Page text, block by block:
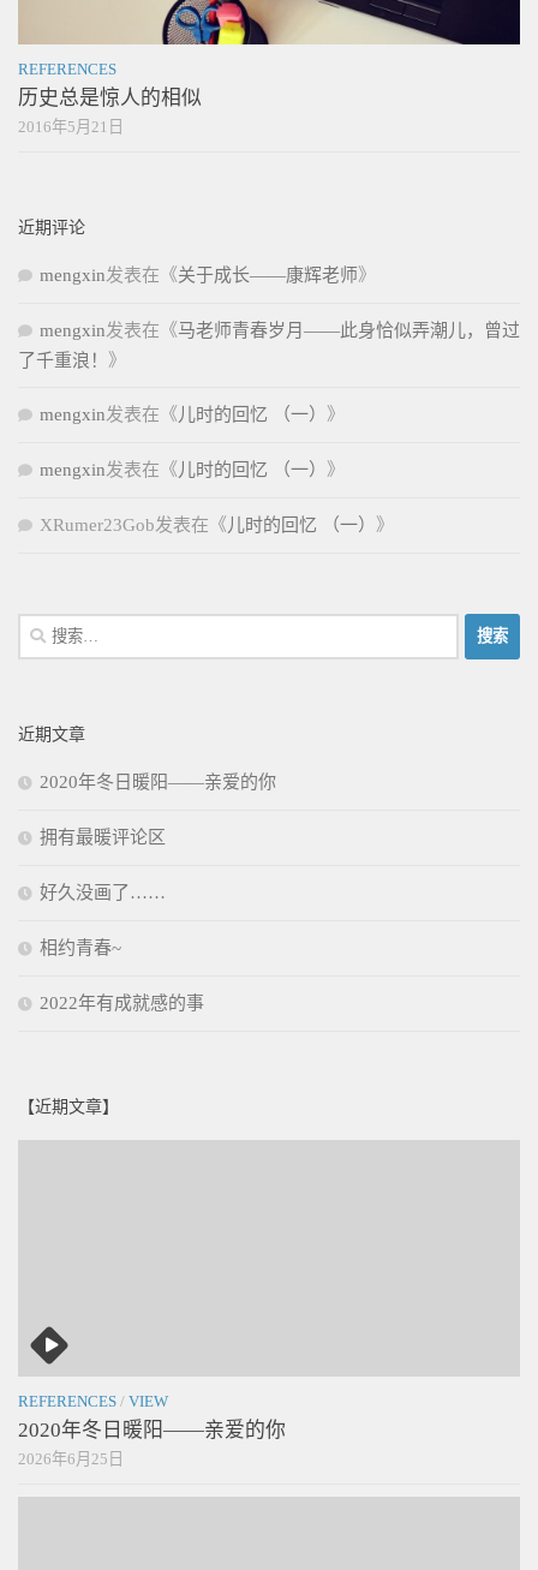
REFERENCES
历史总是惊人的相似
2016年5月21日
近期评论
mengxin发表在《关于成长——康辉老师》
mengxin发表在《马老师青春岁月——此身恰似弄潮儿，曾过
了千重浪！ 》
mengxin发表在《 儿时的回忆 （一） 》
mengxin发表在《 儿时的回忆 （一） 》
XRumer23Gob发表在《 儿时的回忆 （一） 》
搜
索：
近期文章
2020年冬日暖阳——亲爱的你
拥有最暖评论区
好久没画了……
相约青春~
2022年有成就感的事
【近期文章】
REFERENCES / VIEW
2020年冬日暖阳——亲爱的你
2026年6月25日